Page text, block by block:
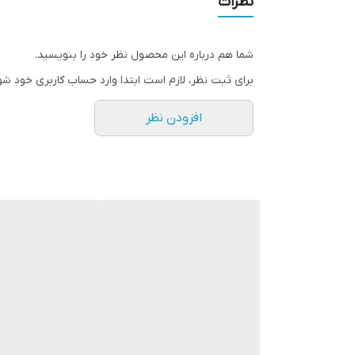
شما هم درباره این محصول نظر خود را بنویسید.
برای ثبت نظر، لازم است ابتدا وارد حساب کاربری خود
افزودن نظر